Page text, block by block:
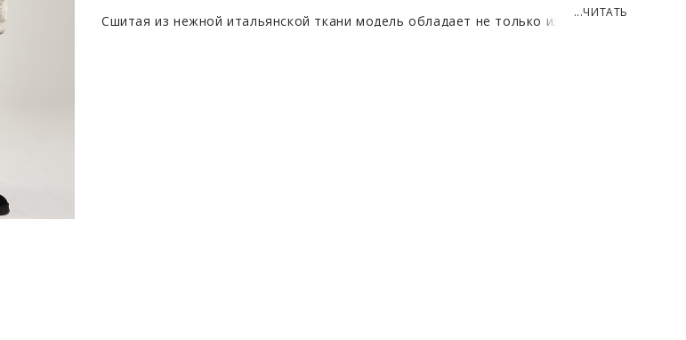
Сшитая из нежной итальянской ткани модель обладает не только изысканным
...ЧИТАТЬ